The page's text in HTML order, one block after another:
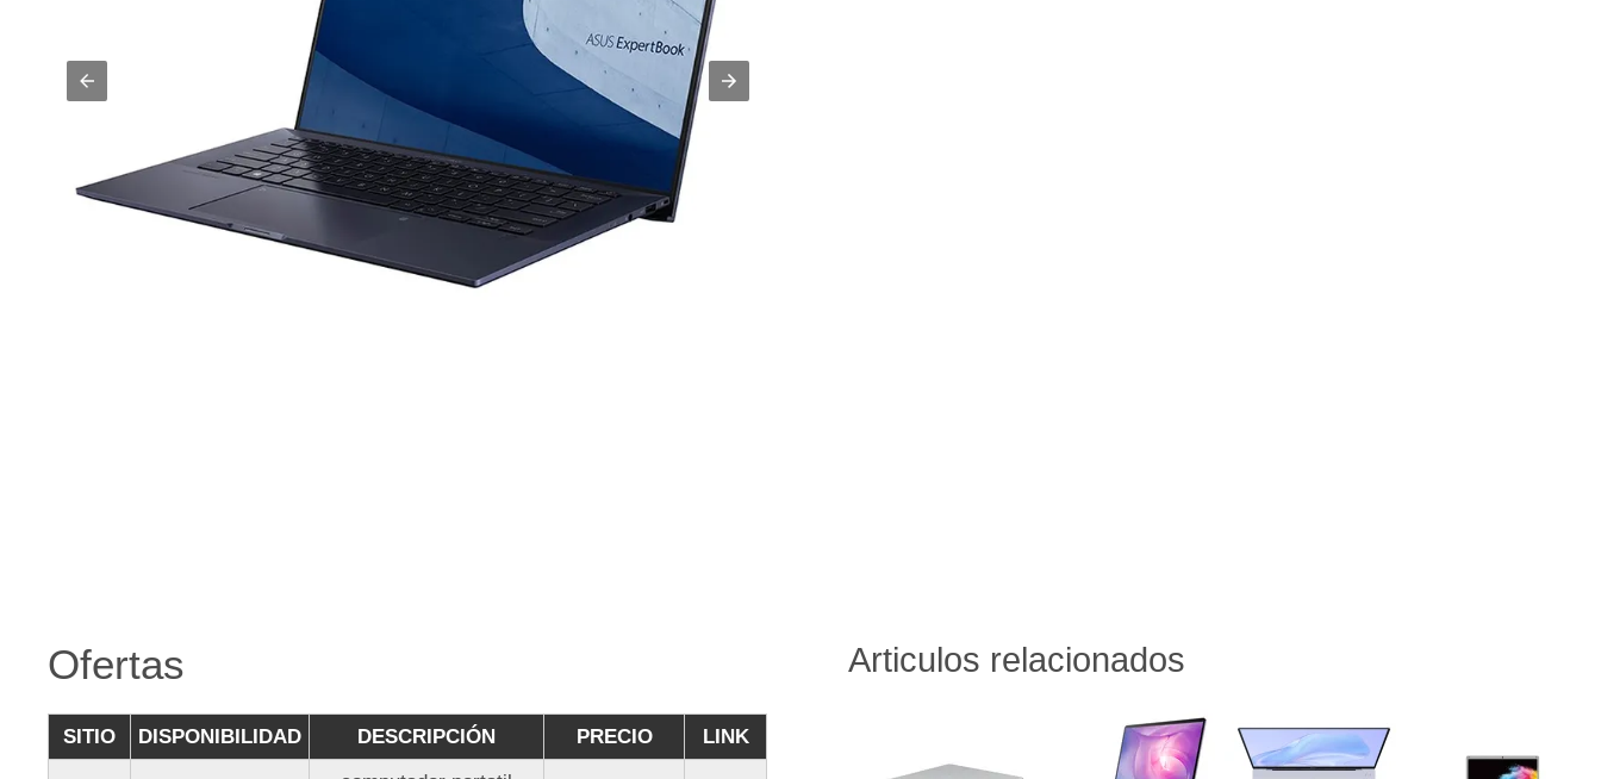
Ofertas
SITIO DISPONIBILIDAD DESCRIPCIÓN PRECIO LINK
Articulos relacionados